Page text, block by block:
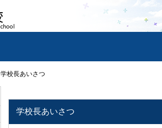
学校長あいさつ
学校長あいさつ